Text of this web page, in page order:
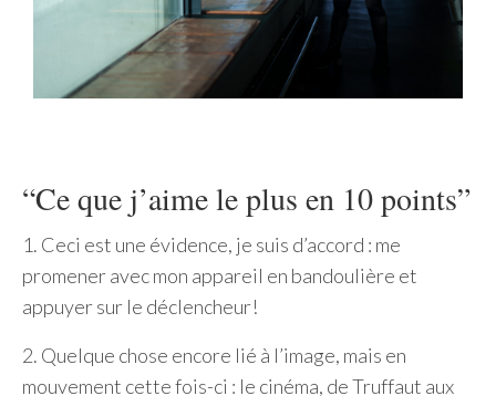
“Ce que j’aime le plus en 10 points”
1. Ceci est une évidence, je suis d’accord : me
promener avec mon appareil en bandoulière et
appuyer sur le déclencheur!
2. Quelque chose encore lié à l’image, mais en
mouvement cette fois-ci : le cinéma, de Truffaut aux